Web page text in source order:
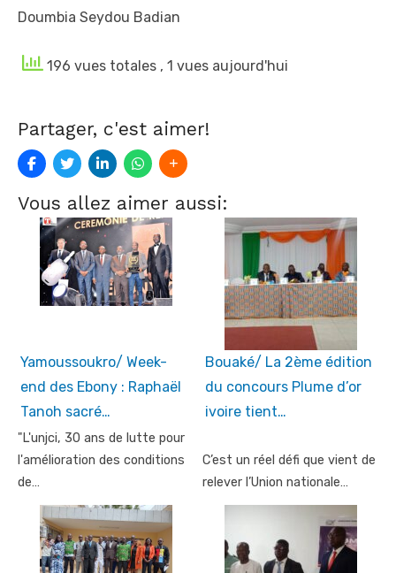
Doumbia Seydou Badian
196 vues totales , 1 vues aujourd'hui
Partager, c'est aimer!
Vous allez aimer aussi:
Yamoussoukro/ Week-
end des Ebony : Raphaël
Tanoh sacré…
"L'unjci, 30 ans de lutte pour
l'amélioration des conditions
de…
Bouaké/ La 2ème édition
du concours Plume d’or
ivoire tient…
C’est un réel défi que vient de
relever l’Union nationale…